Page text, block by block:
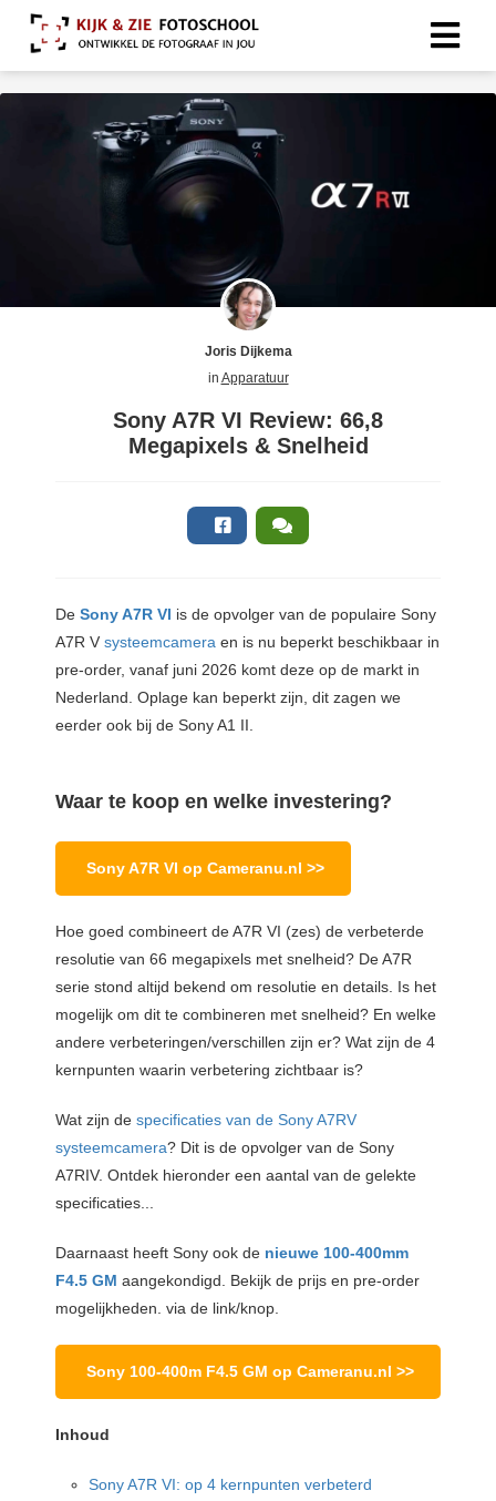
Joris Dijkema
in Apparatuur
Sony A7R VI Review: 66,8
Megapixels & Snelheid
De Sony A7R VI is de opvolger van de populaire Sony
A7R V systeemcamera en is nu beperkt beschikbaar in
pre-order, vanaf juni 2026 komt deze op de markt in
Nederland. Oplage kan beperkt zijn, dit zagen we
eerder ook bij de Sony A1 II.
Waar te koop en welke investering?
Sony A7R VI op Cameranu.nl >>
Hoe goed combineert de A7R VI (zes) de verbeterde
resolutie van 66 megapixels met snelheid? De A7R
serie stond altijd bekend om resolutie en details. Is het
mogelijk om dit te combineren met snelheid? En welke
andere verbeteringen/verschillen zijn er? Wat zijn de 4
kernpunten waarin verbetering zichtbaar is?
Wat zijn de specificaties van de Sony A7RV
systeemcamera? Dit is de opvolger van de Sony
A7RIV. Ontdek hieronder een aantal van de gelekte
specificaties...
Daarnaast heeft Sony ook de nieuwe 100-400mm
F4.5 GM aangekondigd. Bekijk de prijs en pre-order
mogelijkheden. via de link/knop.
Sony 100-400m F4.5 GM op Cameranu.nl >>
Inhoud
Sony A7R VI: op 4 kernpunten verbeterd